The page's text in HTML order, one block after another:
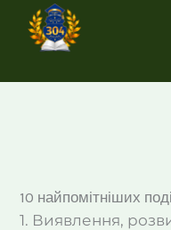
Перейти
10 найпомітніших
1. Виявлення,